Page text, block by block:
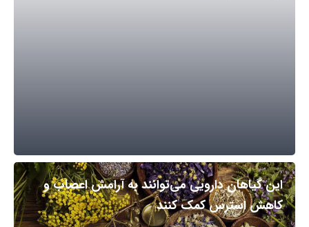
این گیاهان دارویی می‌توانند به آرامش اعصاب و
کاهش استرس کمک کنند